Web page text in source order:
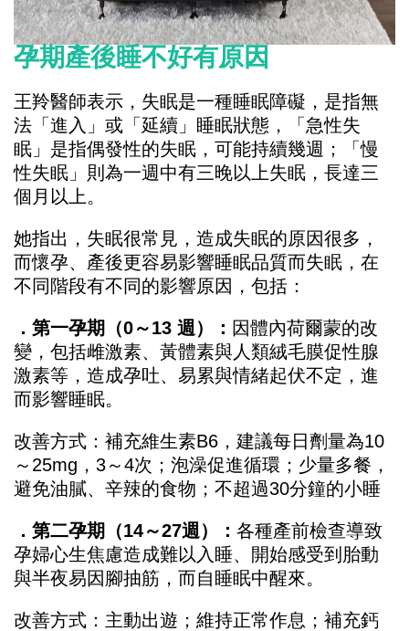
孕期產後睡不好有原因
王羚醫師表示，失眠是一種睡眠障礙，是指無
法「進入」或「延續」睡眠狀態，「急性失
眠」是指偶發性的失眠，可能持續幾週；「慢
性失眠」則為一週中有三晚以上失眠，長達三
個月以上。
她指出，失眠很常見，造成失眠的原因很多，
而懷孕、產後更容易影響睡眠品質而失眠，在
不同階段有不同的影響原因，包括：
．第一孕期（0～13 週）： 因體內荷爾蒙的改
變，包括雌激素、黃體素與人類絨毛膜促性腺
激素等，造成孕吐、易累與情緒起伏不定，進
而影響睡眠。
改善方式：補充維生素B6，建議每日劑量為10
～25mg，3～4次；泡澡促進循環；少量多餐，
避免油膩、辛辣的食物；不超過30分鐘的小睡
．第二孕期（14～27週）： 各種產前檢查導致
孕婦心生焦慮造成難以入睡、開始感受到胎動
與半夜易因腳抽筋，而自睡眠中醒來。
改善方式：主動出遊；維持正常作息；補充鈣